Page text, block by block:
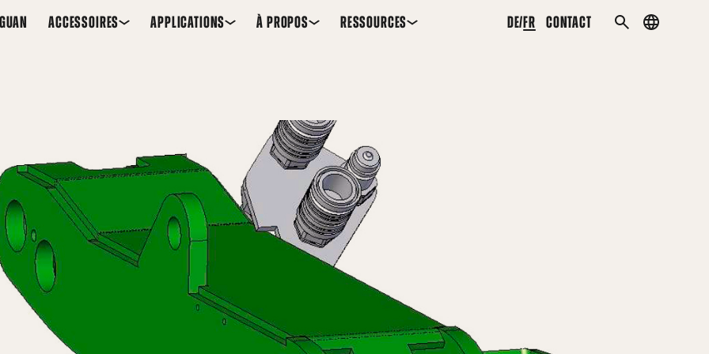
ACCESSOIRES APPLICATIONS À PROPOS RESSOURCES DE FR CONTACT
RECHERCHER
Country